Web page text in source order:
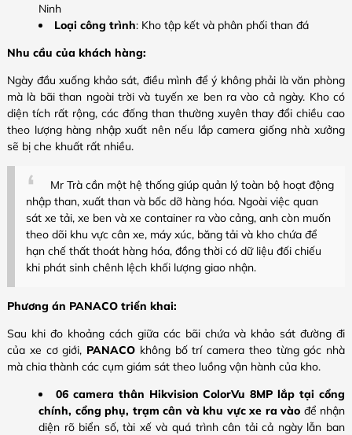
Ninh
Loại công trình: Kho tập kết và phân phối than đá
Nhu cầu của khách hàng:
Ngày đầu xuống khảo sát, điều mình để ý không phải là văn phòng
mà là bãi than ngoài trời và tuyến xe ben ra vào cả ngày. Kho có
diện tích rất rộng, các đống than thường xuyên thay đổi chiều cao
theo lượng hàng nhập xuất nên nếu lắp camera giống nhà xưởng
sẽ bị che khuất rất nhiều.
Mr Trà cần một hệ thống giúp quản lý toàn bộ hoạt động
nhập than, xuất than và bốc dỡ hàng hóa. Ngoài việc quan
sát xe tải, xe ben và xe container ra vào cảng, anh còn muốn
theo dõi khu vực cân xe, máy xúc, băng tải và kho chứa để
hạn chế thất thoát hàng hóa, đồng thời có dữ liệu đối chiếu
khi phát sinh chênh lệch khối lượng giao nhận.
Phương án PANACO triển khai:
Sau khi đo khoảng cách giữa các bãi chứa và khảo sát đường đi
của xe cơ giới, PANACO không bố trí camera theo từng góc nhà
mà chia thành các cụm giám sát theo luồng vận hành của kho.
06 camera thân Hikvision ColorVu 8MP lắp tại cổng
chính, cổng phụ, trạm cân và khu vực xe ra vào để nhận
diện rõ biển số, tài xế và quá trình cân tải cả ngày lẫn ban